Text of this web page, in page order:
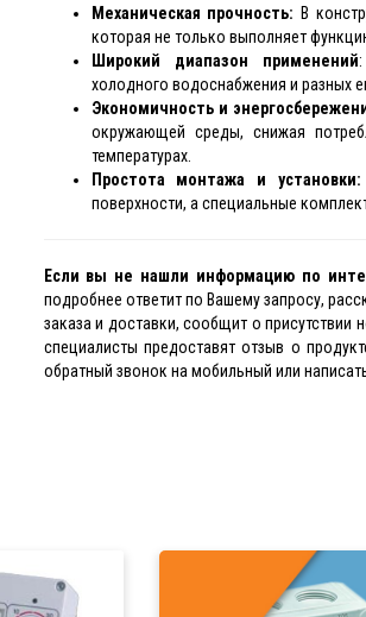
Механическая прочность: В
которая не только выполняет
Широкий диапазон применений
холодного водоснабжения и разных
Экономичность и
окружающей среды, снижая
температурах.
Простота монтажа и установки:
поверхности, а специальные
Если вы не нашли информацию по
подробнее ответит по Вашему запросу,
заказа и доставки, сообщит о
специалисты предоставят отзыв о
обратный звонок на мобильный или